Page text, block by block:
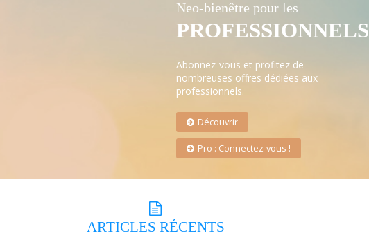
Neo-bienêtre pour les
PROFESSIONNELS
Abonnez-vous et profitez de
nombreuses offres dédiées aux
professionnels.
Découvrir
Pro : Connectez-vous !
ARTICLES RÉCENTS